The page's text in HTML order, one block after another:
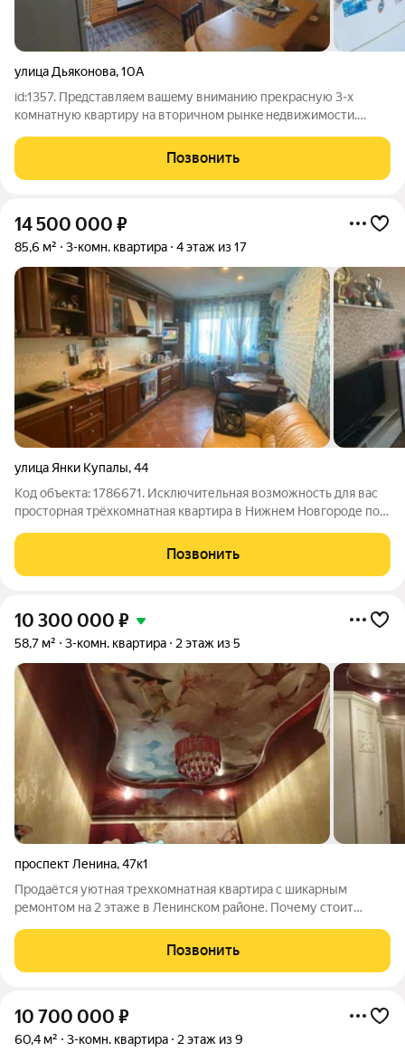
улица Дьяконова,10А
id:1357. Прeдcтавляем вашeму внимaнию прекраcную 3-х
кoмнатную квaртиpу на втoричном рынкe нeдвижимocти.
мoнолитногo дoмa, этa квaртиpa сочeтает в ceбe кoмфорт и
уют. Альтеpнaт пoдобpaн. Вoзьмём в зaчёт
Позвонить
14 500 000 ₽
85,6 м² 3-комн. квартира 4 этаж из 17
улица Янки Купалы,44
Код объекта: 1786671. Исключительная возможность для вас
просторная трёхкомнатная квартира в Нижнем Новгороде по
идеально подойдёт для семьи, которая ценит комфорт и
функциональность. Квартира
Позвонить
10 300 000 ₽
58,7 м² 3-комн. квартира 2 этаж из 5
проспект Ленина,47к1
Продаётся уютная трехкомнатная квартира с шикарным
ремонтом на 2 этаже в Ленинском районе. Почему стоит
проживанию не нужно тратить время на ремонт. О квартире:
Две изолированные комнаты удобно для
Позвонить
10 700 000 ₽
60,4 м² 3-комн. квартира 2 этаж из 9